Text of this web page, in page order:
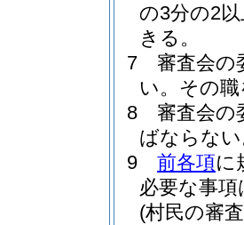
の3分の2
きる。
7
審査会の
い。 その
8
審査会の
ばならな
9
前各項に
必要な事
(村民の審